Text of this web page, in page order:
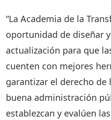
“La Academia de la
oportunidad de diseñar
actualización para que
cuenten con mejores
garantizar el derecho de
buena administración
establezcan y evalúen